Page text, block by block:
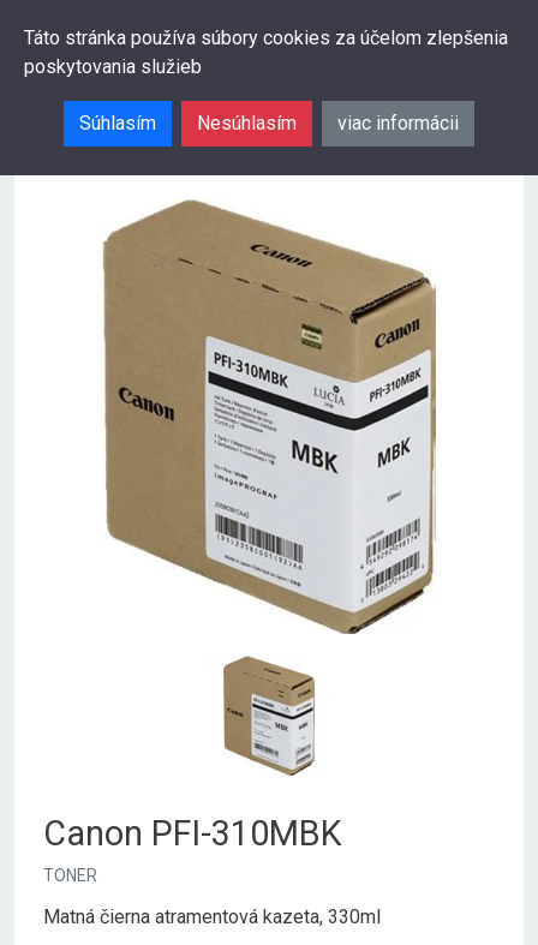
Táto stránka používa súbory cookies za účelom zlepšenia
poskytovania služieb
Súhlasím Nesúhlasím viac informácii
Canon PFI-310MBK
TONER
Matná čierna atramentová kazeta, 330ml